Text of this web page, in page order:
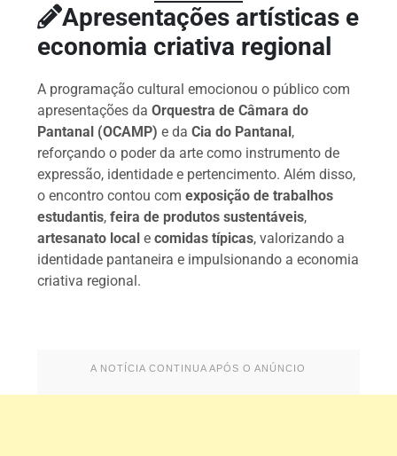
Apresentações artísticas e
economia criativa regional
A programação cultural emocionou o público com
apresentações daOrquestra de Câmara do
Pantanal (OCAMP) e daCia do Pantanal ,
reforçando o poder da arte como instrumento de
expressão, identidade e pertencimento. Além disso,
o encontro contou comexposição de trabalhos
estudantis,feira de produtos sustentáveis,
artesanato local ecomidas típicas, valorizando a
identidade pantaneira e impulsionando a economia
criativa regional.
A NOTÍCIA CONTINUA APÓS O ANÚNCIO